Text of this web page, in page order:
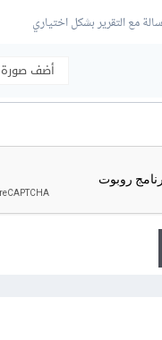
مع التقرير بشكل اختياري
أضف